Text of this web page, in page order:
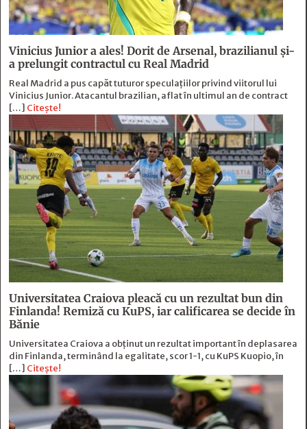
Vinicius Junior a ales! Dorit de Arsenal, brazilianul și-
a prelungit contractul cu Real Madrid
Real Madrid a pus capăt tuturor speculațiilor privind viitorul lui
Vinicius Junior. Atacantul brazilian, aflat în ultimul an de contract
[…] Citește!
Universitatea Craiova pleacă cu un rezultat bun din
Finlanda! Remiză cu KuPS, iar calificarea se decide în
Bănie
Universitatea Craiova a obținut un rezultat important în deplasarea
din Finlanda, terminând la egalitate, scor 1-1, cu KuPS Kuopio, în
[…] Citește!